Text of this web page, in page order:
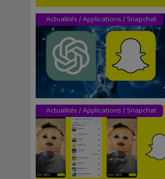
Actualités/Applications/ Snapchat
Actualités/Applications/ Snapchat